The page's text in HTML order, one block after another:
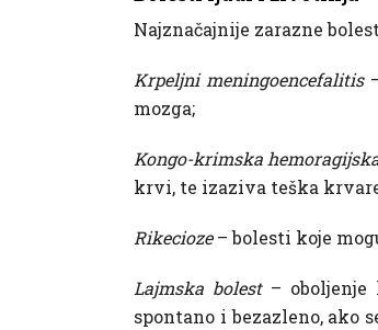
Najznačajnije zarazne
Krpeljni meningoencefalitis
mozga;
Kongo-krimska
krvi, te izaziva teška
Rikecioze– bolesti koje
Lajmska bolest– oboljenje
spontano i bezazleno, ako